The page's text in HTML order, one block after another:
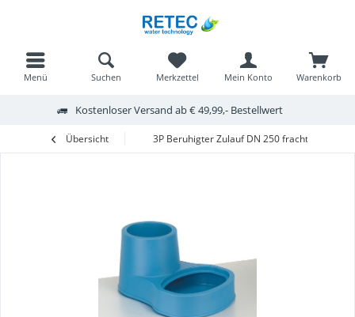
Kostenloser Versand ab € 49,99,- Bestellwert
Menü Warenkorb
Merkzettel Mein Konto
Suchen
Übersicht 3P Beruhigter Zulauf DN 250 frachtfrei